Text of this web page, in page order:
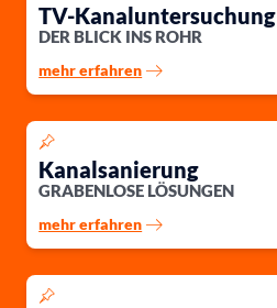
TV-Kanaluntersuchung
DER BLICK INS ROHR
mehr erfahren
Kanalsanierung
GRABENLOSE LÖSUNGEN
mehr erfahren